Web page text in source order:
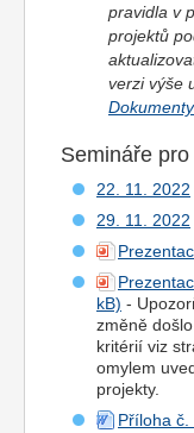
pravidla v
projektů
verzi výše
Semináře
22. 11. 2022
29. 11. 2022
-
změně
kritérií viz
omylem
projekty.
Příloha